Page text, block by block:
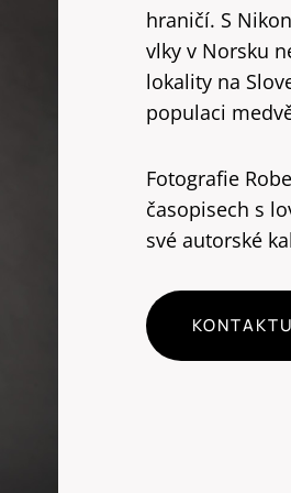
hraničí. S
vlky v Norsku
lokality na
populaci
Fotografie
časopisech s
své autorské